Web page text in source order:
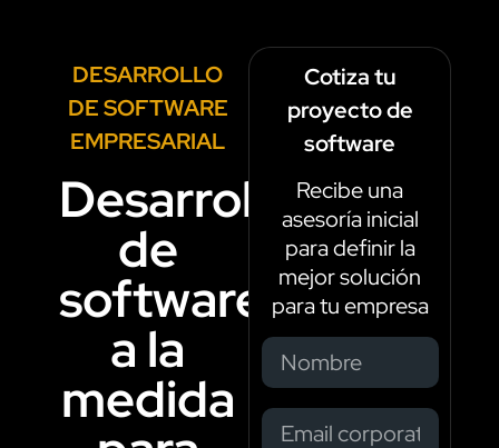
DESARROLLO
DE SOFTWARE
EMPRESARIAL
Desarrollo
de
software
a la
medida
Cotiza tu
proyecto de
software
Recibe una
asesoría inicial
para definir la
mejor solución
para tu empresa